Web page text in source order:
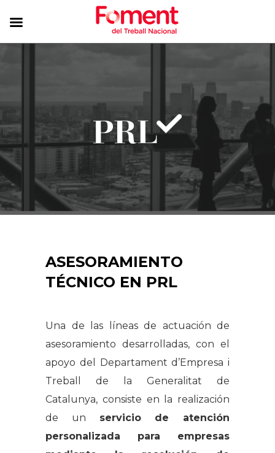
ASESORAMIENTO
TÉCNICO EN PRL
Una de las líneas de actuación de
asesoramiento desarrolladas, con el
apoyo del Departament d’Empresa i
Treball de la Generalitat de
Catalunya, consiste en la realización
de un servicio de atención
personalizada para empresas